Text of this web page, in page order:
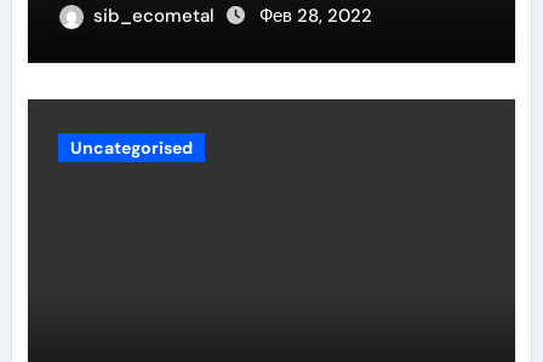
sib_ecometal Фев 28, 2022
Uncategorised